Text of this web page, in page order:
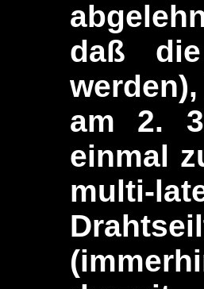
daß
am 2.
einmal
multi-